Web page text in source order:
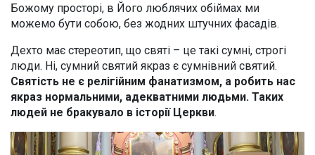
Божому просторі, в Його люблячих обіймах ми
можемо бути собою, без жодних штучних фасадів.
Дехто має стереотип, що святі – це такі сумні, строгі
люди. Ні, сумний святий якраз є сумнівний святий.
Святість не є релігійним фанатизмом, а робить нас
якраз нормальними, адекватними людьми. Таких
людей не бракувало в історії Церкви.